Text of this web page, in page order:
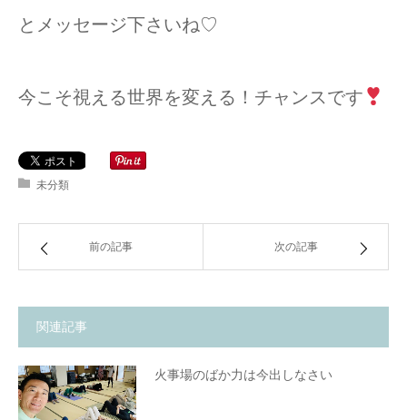
とメッセージ下さいね♡
今こそ視える世界を変える！チャンスです
未分類
前の記事 次の記事
関連記事
火事場のばか力は今出しなさい